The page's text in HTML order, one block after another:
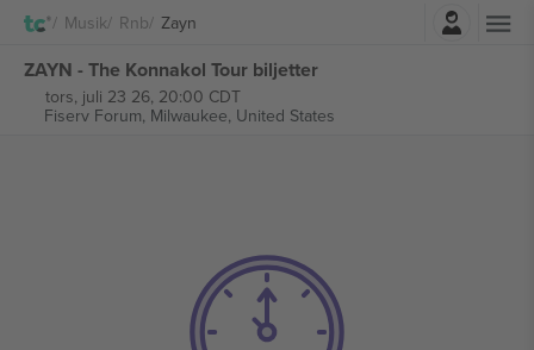
Musik Rnb Zayn
ZAYN - The Konnakol Tour biljetter
tors, juli 23 26, 20:00 CDT
Fiserv Forum, Milwaukee, United States